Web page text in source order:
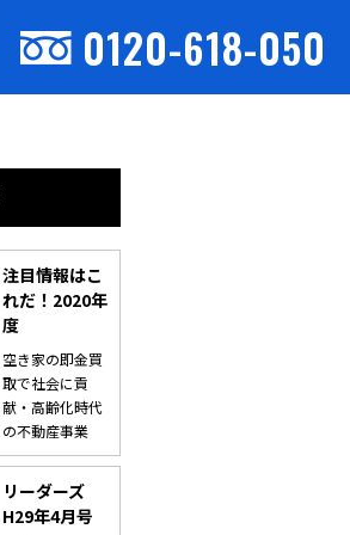
0120-618-050
注目情報はこ
れだ！2020年
度
空き家の即金買
取で社会に貢
献・高齢化時代
の不動産事業
リーダーズ
H29年4月号